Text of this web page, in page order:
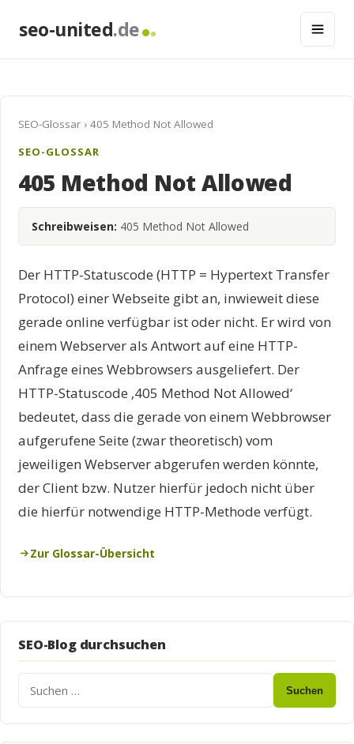
seo-united.de
SEO-Glossar › 405 Method Not Allowed
SEO-GLOSSAR
405 Method Not Allowed
Schreibweisen: 405 Method Not Allowed
Der HTTP-Statuscode (HTTP = Hypertext Transfer
Protocol) einer Webseite gibt an, inwieweit diese
gerade online verfügbar ist oder nicht. Er wird von
einem Webserver als Antwort auf eine HTTP-
Anfrage eines Webbrowsers ausgeliefert. Der
HTTP-Statuscode ‚405 Method Not Allowed‘
bedeutet, dass die gerade von einem Webbrowser
aufgerufene Seite (zwar theoretisch) vom
jeweiligen Webserver abgerufen werden könnte,
der Client bzw. Nutzer hierfür jedoch nicht über
die hierfür notwendige HTTP-Methode verfügt.
Zur Glossar-Übersicht
SEO-Blog durchsuchen
Suchen